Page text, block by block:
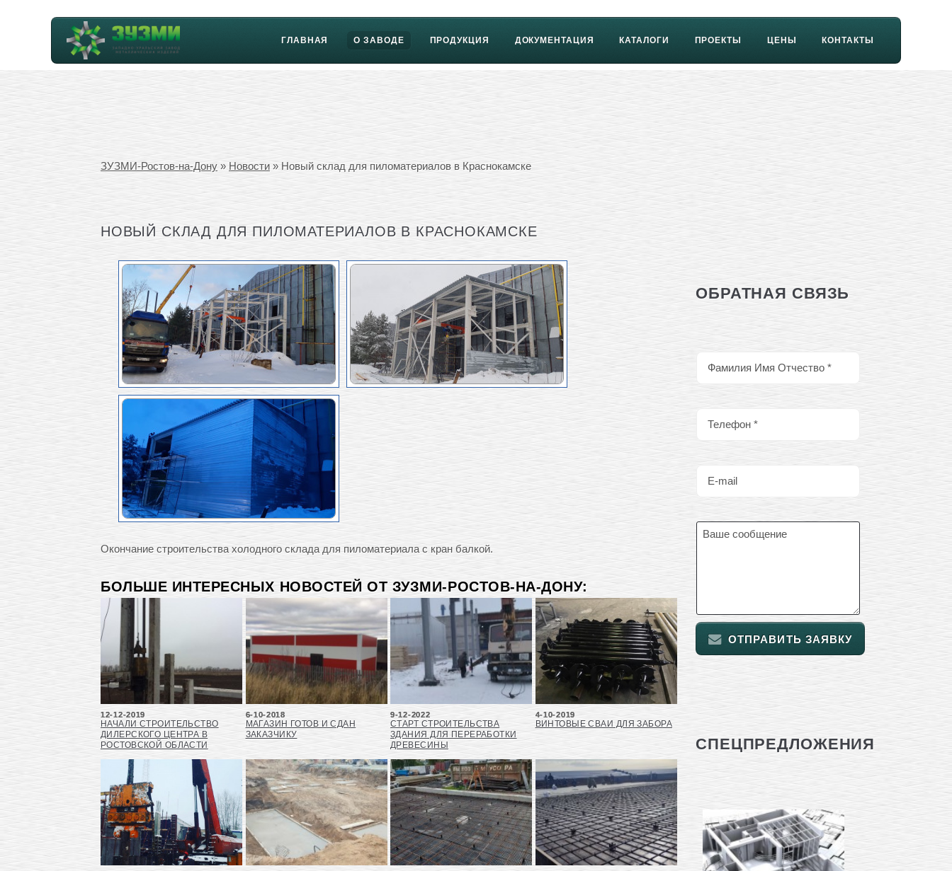
ГЛАВНАЯ О ЗАВОДЕ ПРОДУКЦИЯ ДОКУМЕНТАЦИЯ КАТАЛОГИ ПРОЕКТЫ ЦЕНЫ КОНТАКТЫ
ЗУЗМИ-Ростов-на-Дону » Новости » Новый склад для пиломатериалов в Краснокамске
НОВЫЙ СКЛАД ДЛЯ ПИЛОМАТЕРИАЛОВ В КРАСНОКАМСКЕ
Окончание строительства холодного склада для пиломатериала с кран балкой.
БОЛЬШЕ ИНТЕРЕСНЫХ НОВОСТЕЙ ОТ ЗУЗМИ-РОСТОВ-НА-ДОНУ:
12-12-2019
НАЧАЛИ СТРОИТЕЛЬСТВО
ДИЛЕРСКОГО ЦЕНТРА В
РОСТОВСКОЙ ОБЛАСТИ
6-10-2018
МАГАЗИН ГОТОВ И СДАН
ЗАКАЗЧИКУ
9-12-2022
СТАРТ СТРОИТЕЛЬСТВА
ЗДАНИЯ ДЛЯ ПЕРЕРАБОТКИ
ДРЕВЕСИНЫ
4-10-2019
ВИНТОВЫЕ СВАИ ДЛЯ ЗАБОРА
ОБРАТНАЯ СВЯЗЬ
ОТПРАВИТЬ ЗАЯВКУ
СПЕЦПРЕДЛОЖЕНИЯ